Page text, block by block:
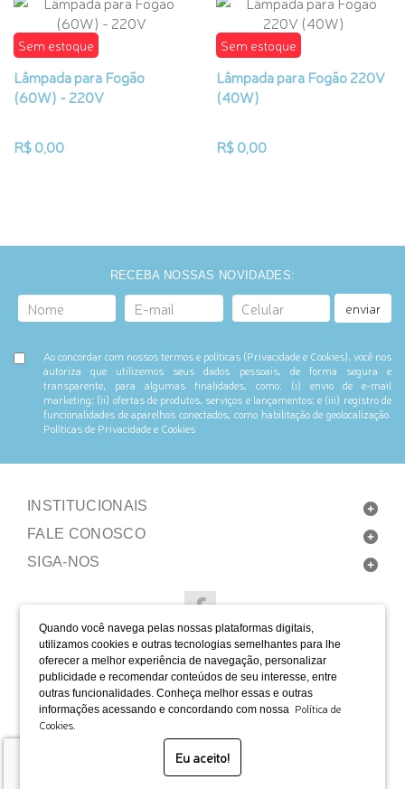
Quando você navega pelas nossas plataformas digitais,
utilizamos cookies e outras tecnologias semelhantes para lhe
oferecer a melhor experiência de navegação, personalizar
publicidade e recomendar conteúdos de seu interesse, entre
outras funcionalidades. Conheça melhor essas e outras
informações acessando e concordando com nossa Política de
Cookies.
Eu aceito!
Sem estoque
Lâmpada para Fogão
(60W) - 220V
R$ 0,00
Sem estoque
Lâmpada para Fogão 220V
(40W)
R$ 0,00
RECEBA NOSSAS NOVIDADES:
enviar
Ao concordar com nossos termos e políticas (Privacidade e Cookies), você nos
autoriza que utilizemos seus dados pessoais, de forma segura e
transparente, para algumas finalidades, como: (i) envio de e-mail
marketing; (ii) ofertas de produtos, serviços e lançamentos; e (iii) registro de
funcionalidades de aparelhos conectados, como habilitação de geolocalização.
Políticas de Privacidade e Cookies
INSTITUCIONAIS
FALE CONOSCO
SIGA-NOS
LOCALIZAÇÃO
FORMAS DE PAGAMENTO